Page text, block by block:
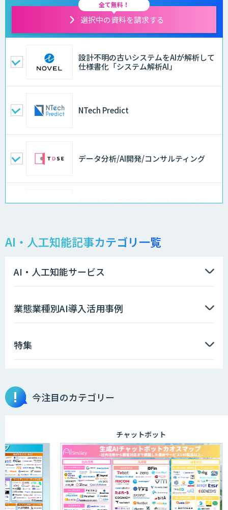
全て無料！
選択中の資料を請求する
設計不明の古いシステムをAIが解析して
仕様書化「システム解析AI」
NTech Predict
データ分析/AI開発/コンサルティング
異常検知・音声認識・画像解析システム
物品輸出から留学生・研究者のバックチ
AI価格調査ツールSmapra
埋もれた知見を再利用可能なデータ資産
に整備「KIBIT Libria」
異常検知AI
需要予測＋業務最適化AIシステム
『KISS』
AI・人工知能記事カテゴリ一覧
AI・人工知能サービス
業態業種別AI導入活用事例
特集
今注目のカテゴリー
チャットボット